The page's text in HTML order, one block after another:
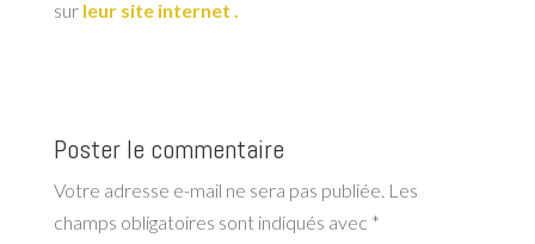
sur leur site internet
Poster le commentaire
Votre adresse e-mail ne sera pas publiée. Les
champs obligatoires sont indiqués avec *